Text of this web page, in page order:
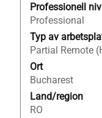
Professionell
Professional
Typ av
Partial Remote
Ort
Bucharest
Land/region
RO
att
visa
allt
innehåll
i
jobbeskrivningen.